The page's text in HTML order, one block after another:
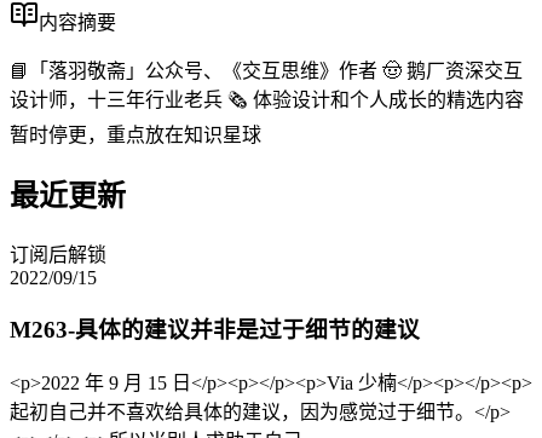
内容摘要
📘「落羽敬斋」公众号、《交互思维》作者 🤠 鹅厂资深交互
设计师，十三年行业老兵 🗞 体验设计和个人成长的精选内容
暂时停更，重点放在知识星球
最近更新
订阅后解锁
2022/09/15
M263-具体的建议并非是过于细节的建议
<p>2022 年 9 月 15 日</p><p></p><p>Via 少楠</p><p></p><p>
起初自己并不喜欢给具体的建议，因为感觉过于细节。</p>